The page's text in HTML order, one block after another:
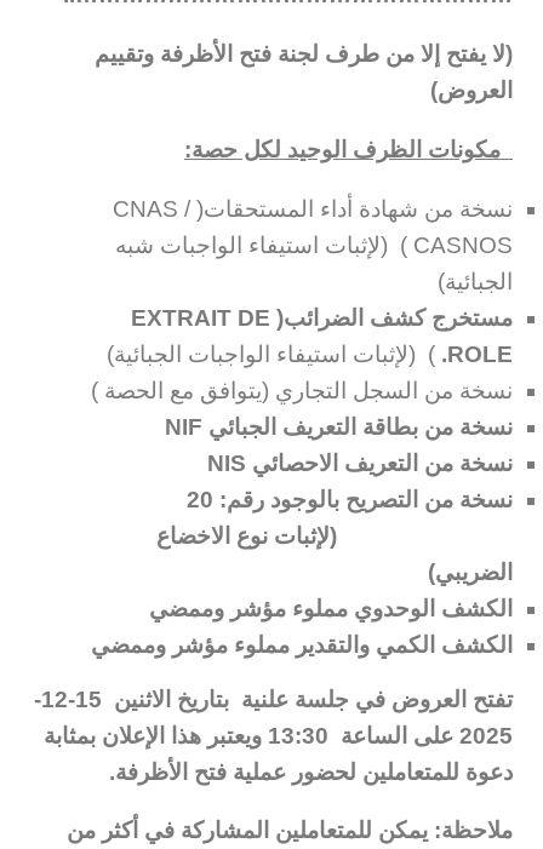
(لا يفتح إلا من طرف لجنة فتح الأظرفة وتقييم
العروض)
مكونات الظرف الوحيد لكل حصة:
نسخة من شهادة أداء المستحقات( CNAS /
CASNOS ) (لإثبات استيفاء الواجبات شبه
الجبائية)
مستخرج كشف الضرائب( EXTRAIT DE
ROLE
. ) (لإثبات استيفاء الواجبات الجبائية)
نسخة من السجل التجاري (يتوافق مع الحصة )
نسخة من بطاقة التعريف الجبائي NIF
نسخة من التعريف الاحصائي NIS
نسخة من التصريح بالوجود رقم: 20
(لإثبات نوع الاخضاع
الضريبي)
الكشف الوحدوي مملوء مؤشر وممضي
الكشف الكمي والتقدير مملوء مؤشر وممضي
تفتح العروض في جلسة علنية بتاريخ الاثنين 15-12-
2025 على الساعة 13:30 ويعتبر هذا الإعلان بمثابة
دعوة للمتعاملين لحضور عملية فتح الأظرفة.
ملاحظة: يمكن للمتعاملين المشاركة في أكثر من